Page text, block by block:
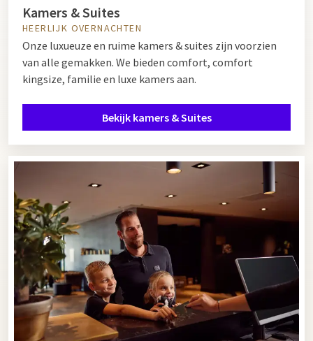
Kamers & Suites
HEERLIJK OVERNACHTEN
Onze luxueuze en ruime kamers & suites zijn voorzien
van alle gemakken. We bieden comfort, comfort
kingsize, familie en luxe kamers aan.
Bekijk kamers & Suites